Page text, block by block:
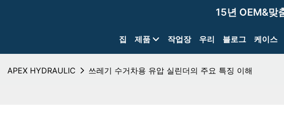
15년 OEM&맞
집 제품 작업장 우리 블로그 케이스
APEX HYDRAULIC 쓰레기 수거차용 유압 실린더의 주요 특징 이해